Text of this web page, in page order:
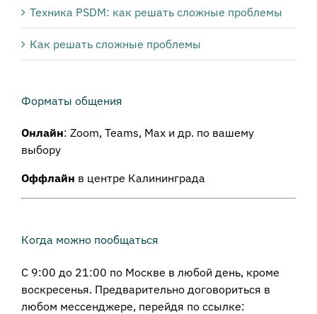
Техника PSDM: как решать сложные проблемы
Как решать сложные проблемы
Форматы общения
Онлайн: Zoom, Teams, Max и др. по вашему
выбору
Оффлайн в центре Калининграда
Когда можно пообщаться
С 9:00 до 21:00 по Москве в любой день, кроме
воскресенья. Предварительно договориться в
любом мессенджере, перейдя по ссылке: